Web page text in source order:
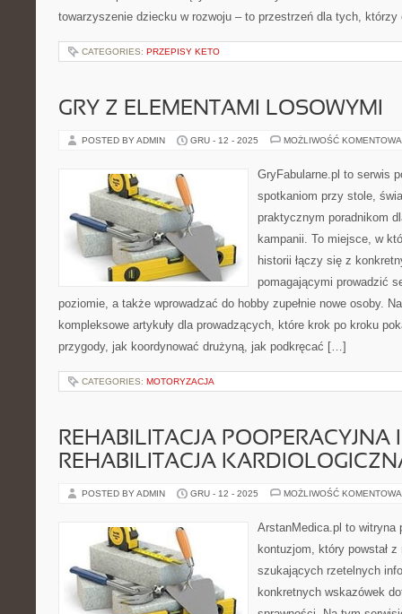
towarzyszenie dziecku w rozwoju – to przestrzeń dla tych,
CATEGORIES: PRZEPISY KETO
GRY Z ELEMENTAMI LOSOWYMI
POSTED BY ADMIN GRU - 12 - 2025 MOŻLIWOŚĆ
GryFabularne.pl to serwis
spotkaniom przy stole,
praktycznym poradnikom
kampanii. To miejsce, w
historii łączy się z
pomagającymi prowadzić
poziomie, a także wprowadzać do hobby zupełnie nowe osoby.
kompleksowe artykuły dla prowadzących, które krok po kroku
przygody, jak koordynować drużyną, jak podkręcać […]
CATEGORIES: MOTORYZACJA
REHABILITACJA POOPERACYJNA I
REHABILITACJA
POSTED BY ADMIN GRU - 12 - 2025 MOŻLIWOŚĆ
ArstanMedica.pl to witryna
kontuzjom, który powstał
szukających rzetelnych
konkretnych wskazówek